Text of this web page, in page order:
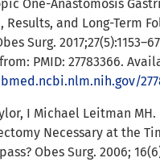
One-Anastomosis
Results, and Long-Term
Surg.
PMID: 27783366.
I Michael Leitman
Necessary at the
Obes Surg. 2006;